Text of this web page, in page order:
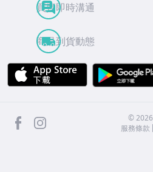
買賣即時溝通
商品到貨動態
APP Store
facebook ©2026
服務條款